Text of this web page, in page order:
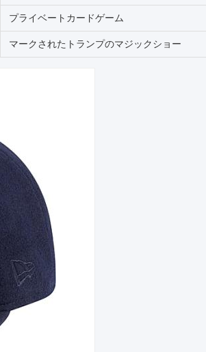
プライベートカードゲーム
マークされたトランプのマジックショー